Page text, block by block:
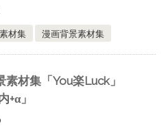
材集 漫画背景素材集
素材集「You楽Luck」
+α」